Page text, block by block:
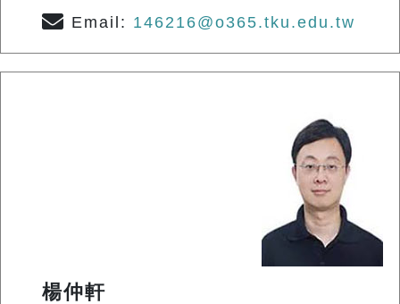
Email: 146216@o365.tku.edu.tw
楊仲軒